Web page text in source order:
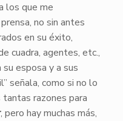
los que me
no sin antes
en su éxito,
cuadra, agentes, etc.,
esposa y a sus
señala, como si no lo
tantas razones para
, pero hay muchas más,